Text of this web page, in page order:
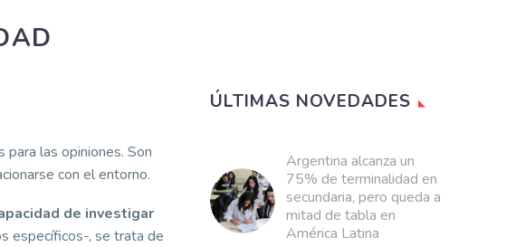
las opiniones. Son
con el entorno.
de investigar
específicos-, se trata de
ÚLTIMAS NOVEDADES
Argentina alcanza un
75% de terminalidad en
secundaria, pero queda a
mitad de tabla en
América Latina